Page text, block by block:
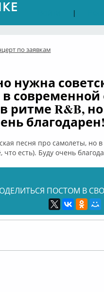
|
по заявкам
нужна
современной
ритме R&B,
песня про самолеты, но
что есть). Буду очень
ПОСТОМ В